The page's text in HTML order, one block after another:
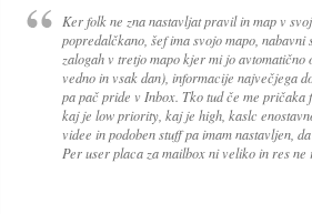
Ker folk ne zna nastavljat pravil in map v
popredalčkano, šef ima svojo mapo,
zalogah v tretjo mapo kjer mi jo
vedno in vsak dan), informacije največjega
pa pač pride v Inbox. Tko tud če me
kaj je low priority, kaj je high, kaslc
videe in podoben stuff pa imam nastavljen,
Per user placa za mailbox ni veliko in res ne